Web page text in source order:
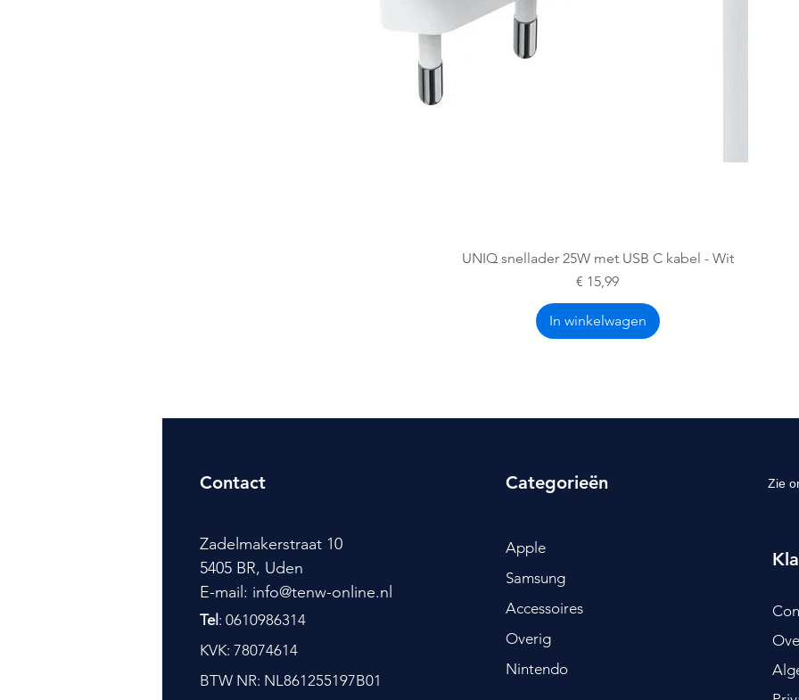
Snel overzicht
UNIQ snellader 25W met USB C kabel - Wit
Prijs
€ 15,99
In winkelwagen
Contact
Zadelmakerstraat 10
5405 BR, Uden
E-mail: info@tenw-online.nl
Tel : 0610986314
KVK: 78074614
BTW NR: NL861255197B01
Categorieën
Apple
Samsung
Accessoires
Overig
Nintendo
Zie